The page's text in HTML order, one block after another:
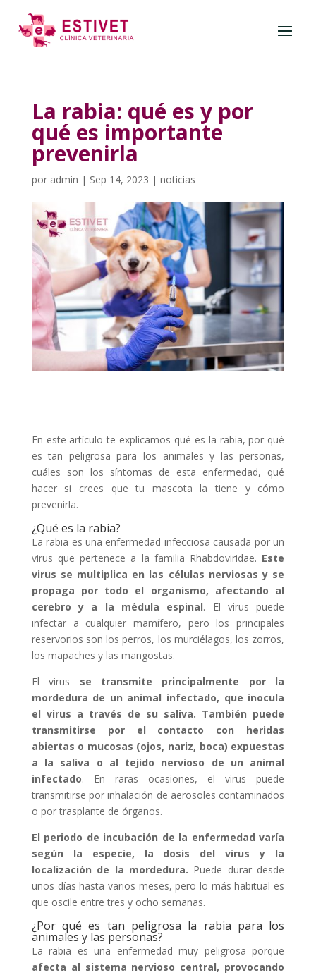
La rabia: qué es y por
qué es importante
prevenirla
por admin | Sep 14, 2023 | noticias
En este artículo te explicamos qué es la rabia, por qué
es tan peligrosa para los animales y las personas,
cuáles son los síntomas de esta enfermedad, qué
hacer si crees que tu mascota la tiene y cómo
prevenirla.
¿Qué es la rabia?
La rabia es una enfermedad infecciosa causada por un
virus que pertenece a la familia Rhabdoviridae. Este
virus se multiplica en las células nerviosas y se
propaga por todo el organismo, afectando al
cerebro y a la médula espinal. El virus puede
infectar a cualquier mamífero, pero los principales
reservorios son los perros, los murciélagos, los zorros,
los mapaches y las mangostas.
El virus se transmite principalmente por la
mordedura de un animal infectado, que inocula
el virus a través de su saliva. También puede
transmitirse por el contacto con heridas
abiertas o mucosas (ojos, nariz, boca) expuestas
a la saliva o al tejido nervioso de un animal
infectado. En raras ocasiones, el virus puede
transmitirse por inhalación de aerosoles contaminados
o por trasplante de órganos.
El periodo de incubación de la enfermedad varía
según la especie, la dosis del virus y la
localización de la mordedura. Puede durar desde
unos días hasta varios meses, pero lo más habitual es
que oscile entre tres y ocho semanas.
¿Por qué es tan peligrosa la rabia para los
animales y las personas?
La rabia es una enfermedad muy peligrosa porque
afecta al sistema nervioso central, provocando